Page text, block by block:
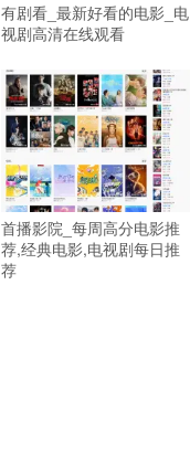
有剧看_最新好看的电影_电
视剧高清在线观看
首播影院_每周高分电影推
荐,经典电影,电视剧每日推
荐